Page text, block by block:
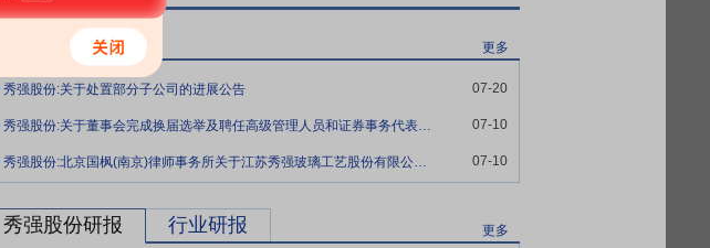
续积累关键工艺，逐步形成由技术储备、样品开发到量产转化相衔接的
质量管理体系、ISO14001环境管理体系、IECQ QC080000有害物质过
制造管理和质量控制体系，为产品质量一致性和供货稳定交付提供保障。
秀强股份公告 更多
秀强股份:关于处置部分子公司的进展公告 07-20
秀强股份:关于董事会完成换届选举及聘任高级管理人员和证券事务代表的公告 07-10
秀强股份:北京国枫(南京)律师事务所关于江苏秀强玻璃工艺股份有限公司2026年第一次临时股东会的法律意见书 07-10
秀强股份研报 行业研报 更多